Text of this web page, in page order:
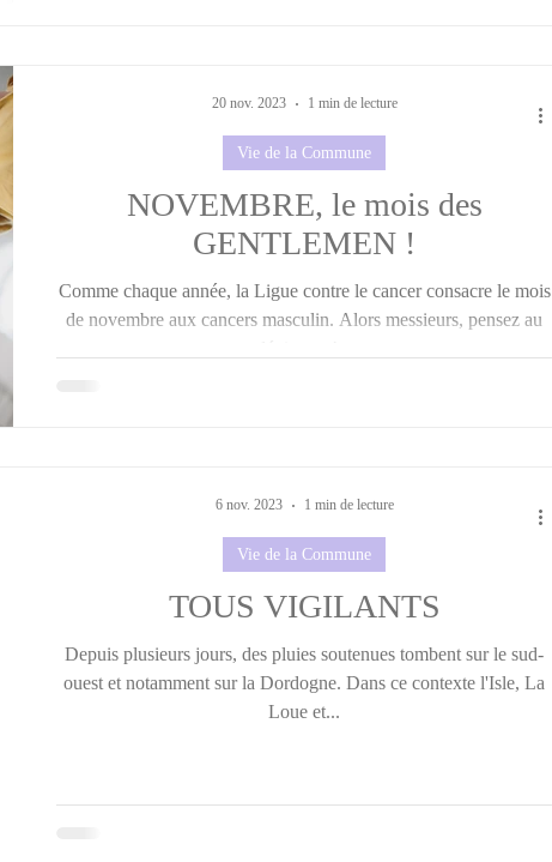
NOVEMBRE, le mois des
GENTLEMEN !
Comme chaque année, la Ligue contre le cancer consacre le mois
de novembre aux cancers masculin. Alors messieurs, pensez au
Vie de la Commune
20 nov. 2023 1 min de lecture
TOUS VIGILANTS
Depuis plusieurs jours, des pluies soutenues tombent sur le sud-
ouest et notamment sur la Dordogne. Dans ce contexte l'Isle, La
Loue et...
Vie de la Commune
6 nov. 2023 1 min de lecture